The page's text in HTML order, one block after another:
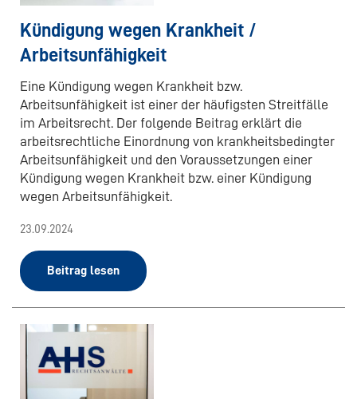
Kündigung wegen Krankheit /
Arbeitsunfähigkeit
Eine Kündigung wegen Krankheit bzw.
Arbeitsunfähigkeit ist einer der häufigsten Streitfälle
im Arbeitsrecht. Der folgende Beitrag erklärt die
arbeitsrechtliche Einordnung von krankheitsbedingter
Arbeitsunfähigkeit und den Voraussetzungen einer
Kündigung wegen Krankheit bzw. einer Kündigung
wegen Arbeitsunfähigkeit.
23.09.2024
Beitrag lesen